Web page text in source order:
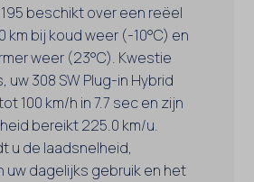
beschikt over een reëel
km bij koud weer (-10°C) en
weer (23°C). Kwestie
308 SW Plug-in Hybrid
100 km/h in 7.7 sec en zijn
bereikt 225.0 km/u.
u de laadsnelheid,
uw dagelijks gebruik en het